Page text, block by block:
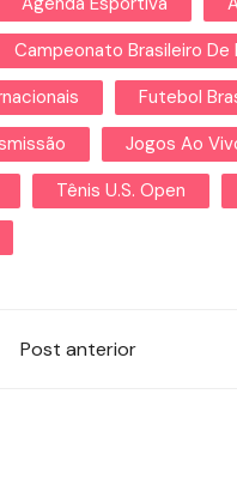
Campeonato Brasileiro De
Futebol
Jogos Ao
Tênis U.S. Open
Post anterior